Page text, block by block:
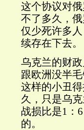
这个协议对
不了多久，
仅少死许多
续存在下去。
乌克兰的财
跟欧洲没半
这样的小丑
久，只是乌
战损比是1：
的。